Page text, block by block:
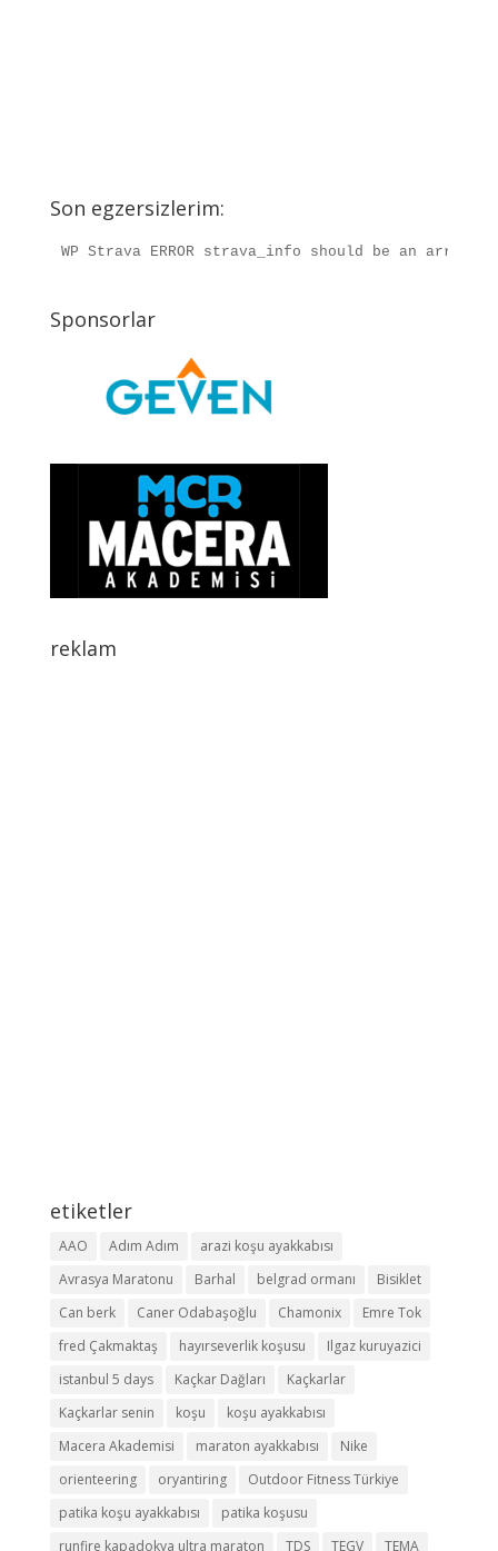
Son egzersizlerim:
WP Strava ERROR strava_info should be an
Sponsorlar
reklam
etiketler
AAO Adım Adım
arazi koşu ayakkabısı
Avrasya Maratonu
Barhal belgrad ormanı
Bisiklet
Can berk
Caner Odabaşoğlu Chamonix
Emre Tok
fred Çakmaktaş
hayırseverlik koşusu
Ilgaz kuruyazici
istanbul 5 days
Kaçkar Dağları
Kaçkarlar
Kaçkarlar senin
koşu
koşu ayakkabısı
Macera Akademisi
maraton ayakkabısı
Nike
orienteering
oryantiring
Outdoor Fitness Türkiye
patika koşu ayakkabısı
patika koşusu
runfire kapadokya ultra maraton
TDS TEGV TEMA